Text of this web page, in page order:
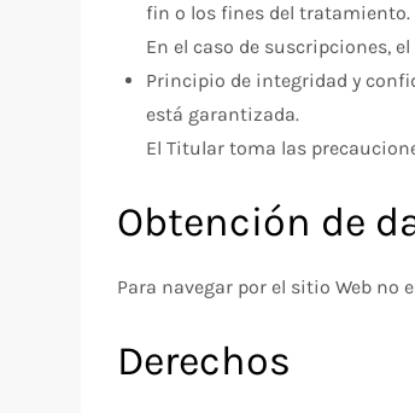
fin o los fines del
En el caso de suscripciones,
Principio de integridad y
está garantizada.
El Titular toma las
Obtención de
Para navegar por el sitio Web
Derechos